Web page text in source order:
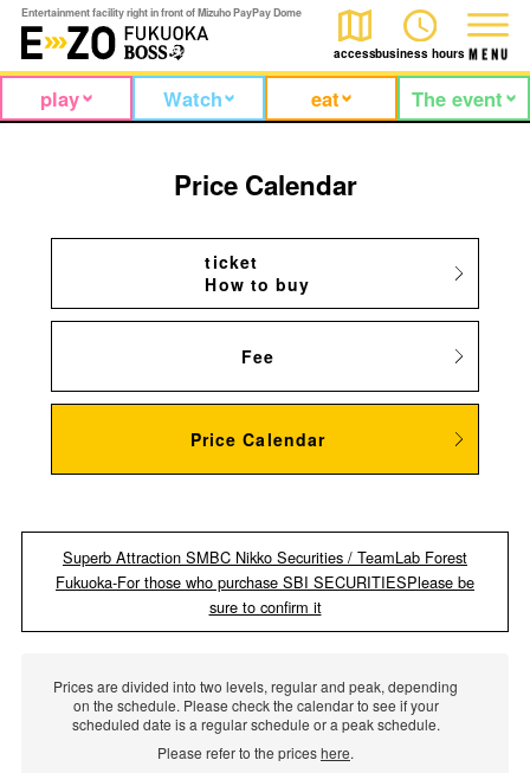
Entertainment facility right in front of Mizuho PayPay Dome
accessbusiness hours M E N U
play Watch eat The event
Price Calendar
ticket
How to buy
Fee
Price Calendar
Superb Attraction SMBC Nikko Securities / TeamLab Forest
Fukuoka-For those who purchase SBI SECURITIESPlease be
sure to confirm it
Prices are divided into two levels, regular and peak, depending
on the schedule. Please check the calendar to see if your
scheduled date is a regular schedule or a peak schedule.
Please refer to the priceshere.